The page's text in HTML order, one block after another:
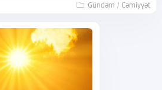
Gündəm / Cəmiyyət